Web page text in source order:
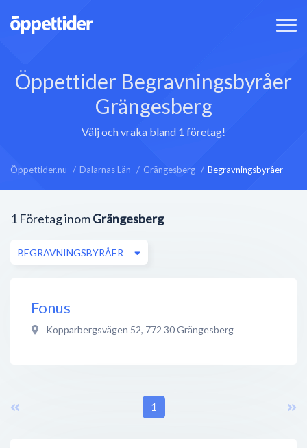
Öppettider Begravningsbyråer
Grängesberg
Välj och vraka bland 1 företag!
Öppettider.nu Dalarnas Län Grängesberg Begravningsbyråer
1 Företag inomGrängesberg
BEGRAVNINGSBYRÅER
Fonus
Kopparbergsvägen 52, 772 30Grängesberg
1